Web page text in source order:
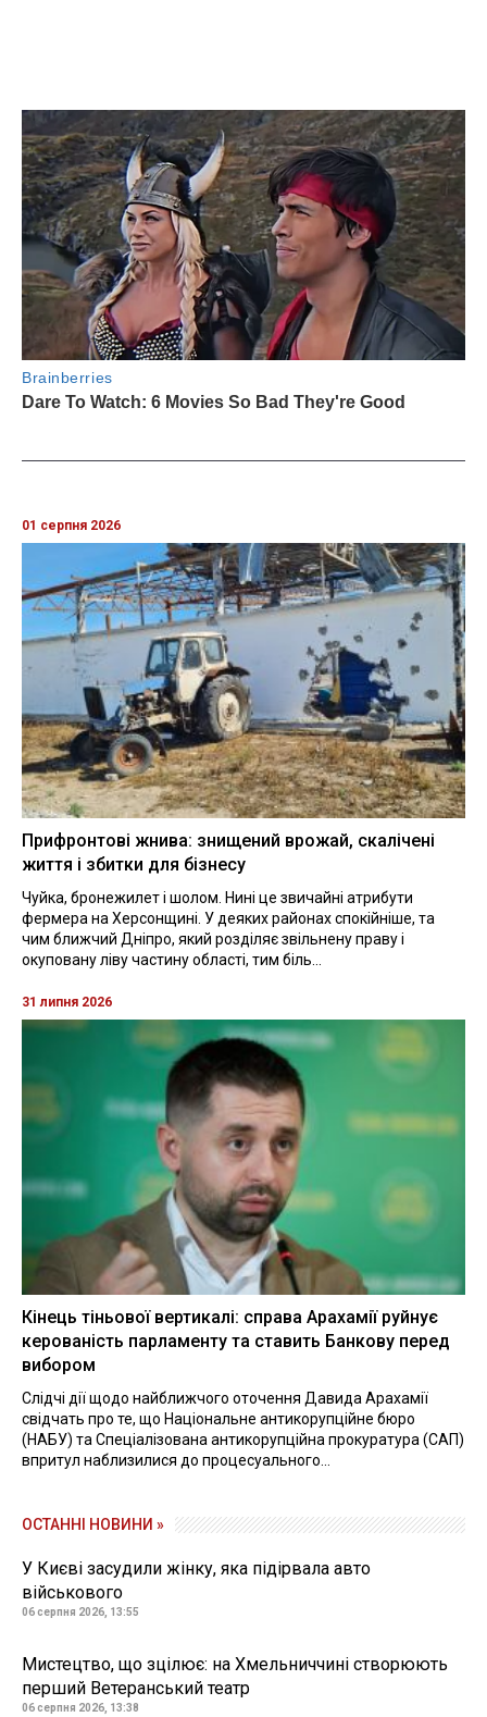
01 серпня 2026
Прифронтові жнива: знищений врожай, скалічені
життя і збитки для бізнесу
Чуйка, бронежилет і шолом. Нині це звичайні атрибути
фермера на Херсонщині. У деяких районах спокійніше, та
чим ближчий Дніпро, який розділяє звільнену праву і
окуповану ліву частину області, тим біль...
31 липня 2026
Кінець тіньової вертикалі: справа Арахамії руйнує
керованість парламенту та ставить Банкову перед
вибором
Слідчі дії щодо найближчого оточення Давида Арахамії
свідчать про те, що Національне антикорупційне бюро
(НАБУ) та Спеціалізована антикорупційна прокуратура (САП)
впритул наблизилися до процесуального...
ОСТАННІ НОВИНИ »
У Києві засудили жінку, яка підірвала авто
військового
06 серпня 2026, 13:55
Мистецтво, що зцілює: на Хмельниччині створюють
перший Ветеранський театр
06 серпня 2026, 13:38